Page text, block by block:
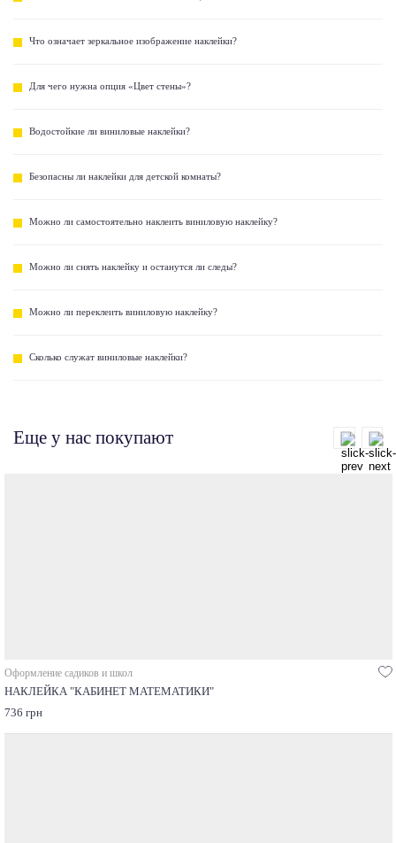
Что означает зеркальное изображение наклейки?
Для чего нужна опция «Цвет стены»?
Водостойкие ли виниловые наклейки?
Безопасны ли наклейки для детской комнаты?
Можно ли самостоятельно наклеить виниловую наклейку?
Можно ли снять наклейку и останутся ли следы?
Можно ли переклеить виниловую наклейку?
Сколько служат виниловые наклейки?
Еще у нас покупают
Оформление садиков и школ
НАКЛЕЙКА "КАБИНЕТ МАТЕМАТИКИ"
736 грн